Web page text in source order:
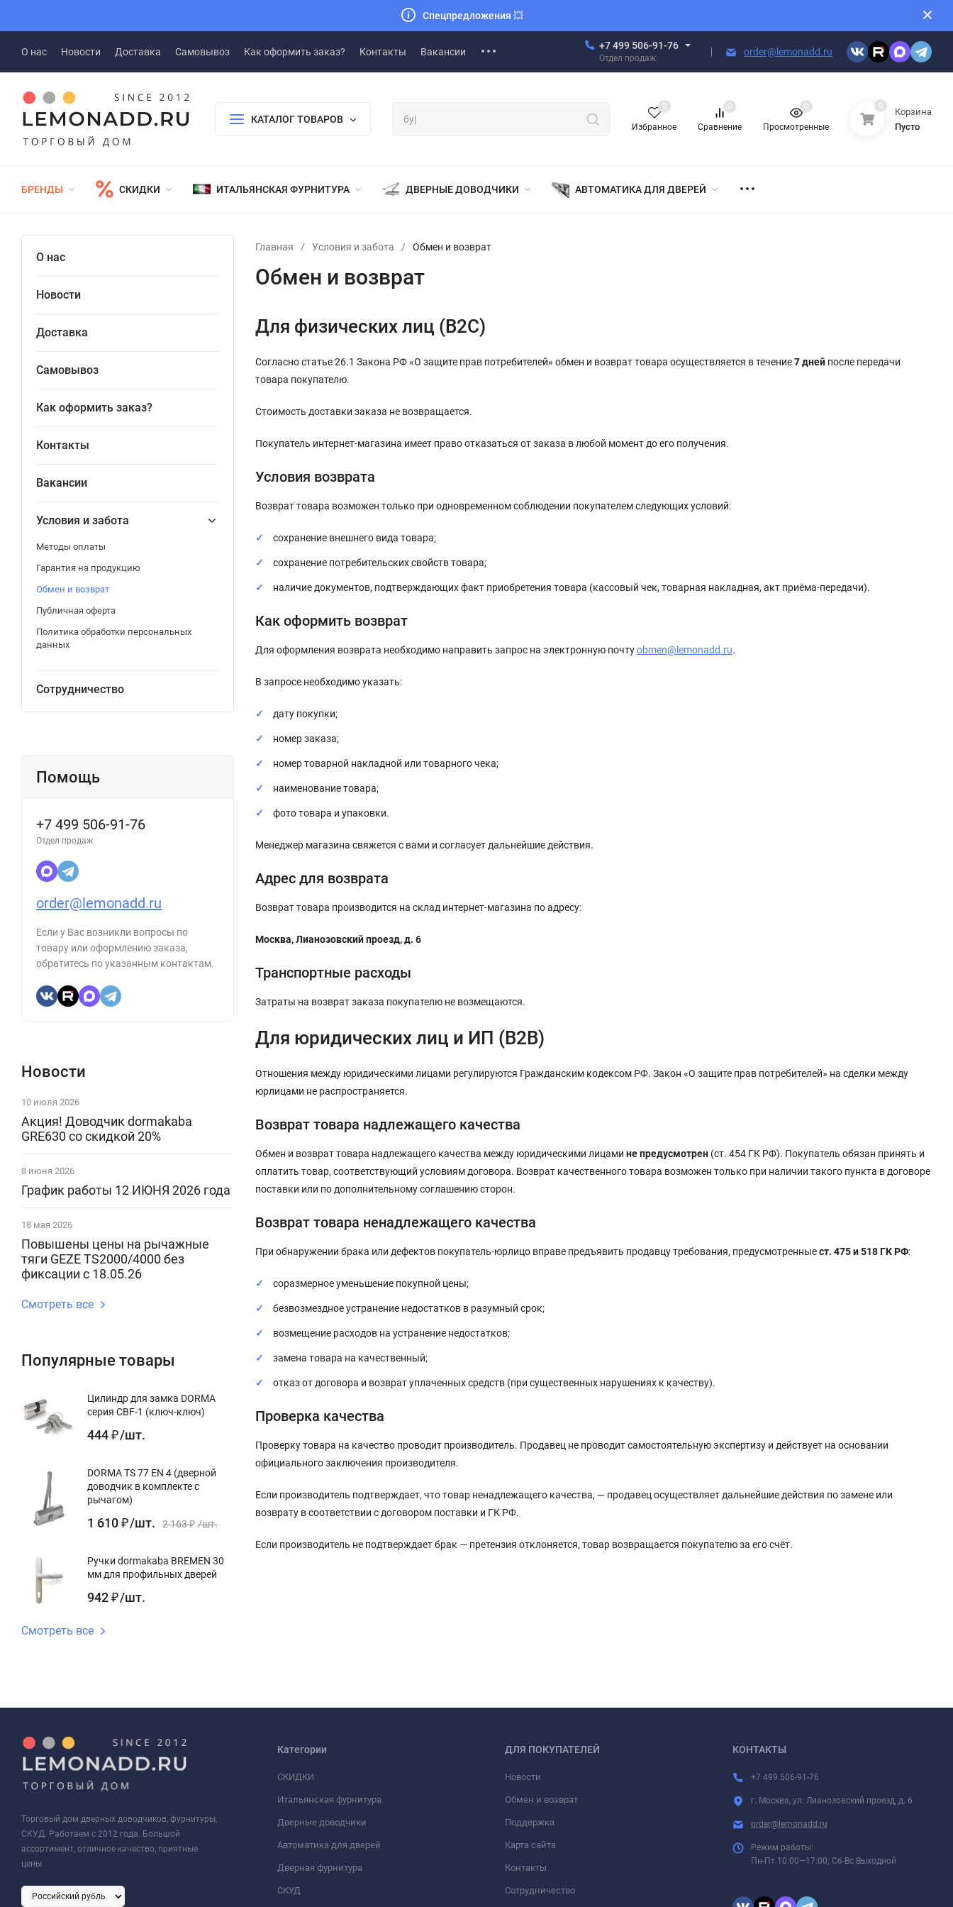
Спецпредложения 💥
О нас Новости Доставка Самовывоз Как оформить заказ? Контакты Вакансии
+7 499 506-91-76
Отдел продаж
order@lemonadd.ru
КАТАЛОГ ТОВАРОВ
Избранное
0
Сравнение
0
Просмотренные
0 0
Корзина
Пусто
БРЕНДЫ СКИДКИ ИТАЛЬЯНСКАЯ ФУРНИТУРА ДВЕРНЫЕ ДОВОДЧИКИ АВТОМАТИКА ДЛЯ ДВЕРЕЙ
О нас
Новости
Доставка
Самовывоз
Как оформить заказ?
Контакты
Вакансии
Условия и забота
Методы оплаты
Гарантия на продукцию
Обмен и возврат
Публичная оферта
Политика обработки персональных
данных
Сотрудничество
Помощь
+7 499 506-91-76
Отдел продаж
order@lemonadd.ru
Если у Вас возникли вопросы по
товару или оформлению заказа,
обратитесь по указанным контактам.
Новости
10 июля 2026
Акция! Доводчик dormakaba
GRE630 со скидкой 20%
8 июня 2026
График работы 12 ИЮНЯ 2026 года
18 мая 2026
Повышены цены на рычажные
тяги GEZE TS2000/4000 без
фиксации с 18.05.26
Смотреть все
Популярные товары
Цилиндр для замка DORMA
серия CBF-1 (ключ-ключ)
444 ₽ /шт.
DORMA TS 77 EN 4 (дверной
доводчик в комплекте с
рычагом)
1 610 ₽ /шт. 2 163 ₽ /шт.
Ручки dormakaba BREMEN 30
мм для профильных дверей
942 ₽ /шт.
Смотреть все
Главная / Условия и забота / Обмен и возврат
Обмен и возврат
Для физических лиц (B2C)
Согласно статье 26.1 Закона РФ «О защите прав потребителей» обмен и возврат товара осуществляется в течение7 дней после передачи
товара покупателю.
Стоимость доставки заказа не возвращается.
Покупатель интернет-магазина имеет право отказаться от заказа в любой момент до его получения.
Условия возврата
Возврат товара возможен только при одновременном соблюдении покупателем следующих условий:
сохранение внешнего вида товара;
сохранение потребительских свойств товара;
наличие документов, подтверждающих факт приобретения товара (кассовый чек, товарная накладная, акт приёма-передачи).
Как оформить возврат
Для оформления возврата необходимо направить запрос на электронную почтуobmen@lemonadd.ru.
В запросе необходимо указать:
дату покупки;
номер заказа;
номер товарной накладной или товарного чека;
наименование товара;
фото товара и упаковки.
Менеджер магазина свяжется с вами и согласует дальнейшие действия.
Адрес для возврата
Возврат товара производится на склад интернет-магазина по адресу:
Москва, Лианозовский проезд, д. 6
Транспортные расходы
Затраты на возврат заказа покупателю не возмещаются.
Для юридических лиц и ИП (B2B)
Отношения между юридическими лицами регулируются Гражданским кодексом РФ. Закон «О защите прав потребителей» на сделки между
юрлицами не распространяется.
Возврат товара надлежащего качества
Обмен и возврат товара надлежащего качества между юридическими лицами не предусмотрен (ст. 454 ГК РФ). Покупатель обязан принять и
оплатить товар, соответствующий условиям договора. Возврат качественного товара возможен только при наличии такого пункта в договоре
поставки или по дополнительному соглашению сторон.
Возврат товара ненадлежащего качества
При обнаружении брака или дефектов покупатель-юрлицо вправе предъявить продавцу требования, предусмотренныест. 475 и 518 ГК РФ:
соразмерное уменьшение покупной цены;
безвозмездное устранение недостатков в разумный срок;
возмещение расходов на устранение недостатков;
замена товара на качественный;
отказ от договора и возврат уплаченных средств (при существенных нарушениях к качеству).
Проверка качества
Проверку товара на качество проводит производитель. Продавец не проводит самостоятельную экспертизу и действует на основании
официального заключения производителя.
Если производитель подтверждает, что товар ненадлежащего качества, — продавец осуществляет дальнейшие действия по замене или
возврату в соответствии с договором поставки и ГК РФ.
Если производитель не подтверждает брак — претензия отклоняется, товар возвращается покупателю за его счёт.
Торговый дом дверных доводчиков, фурнитуры,
СКУД. Работаем с 2012 года. Большой
ассортимент, отличное качество, приятные
цены.
Категории
СКИДКИ
Итальянская фурнитура
Дверные доводчики
Автоматика для дверей
Дверная фурнитура
СКУД
ДЛЯ ПОКУПАТЕЛЕЙ
Новости
Обмен и возврат
Поддержка
Карта сайта
Контакты
Сотрудничество
КОНТАКТЫ
+7 499 506-91-76
г. Москва, ул. Лианозовский проезд, д. 6
order@lemonadd.ru
Режим работы:
Пн-Пт 10:00—17:00; Сб-Вс Выходной